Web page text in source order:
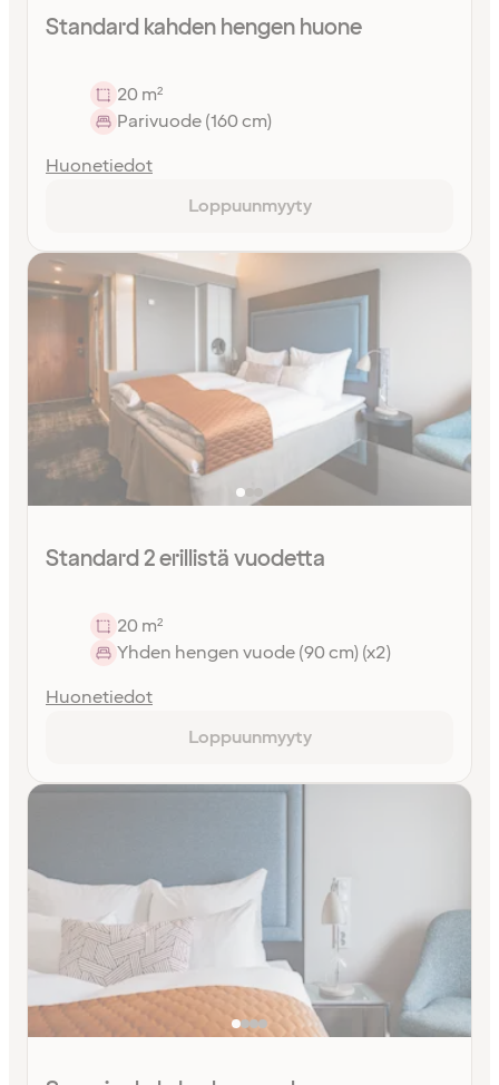
Standard kahden hengen huone
20 m²
Parivuode (160 cm)
Huonetiedot
Loppuunmyyty
Standard 2 erillistä vuodetta
20 m²
Yhden hengen vuode (90 cm) (x2)
Huonetiedot
Loppuunmyyty